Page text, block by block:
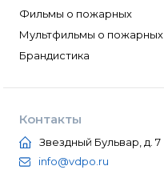
Фильмы о пожарных
Мультфильмы о пожарных
Брандистика
Контакты
Звездный Бульвар, д. 7
info@vdpo.ru